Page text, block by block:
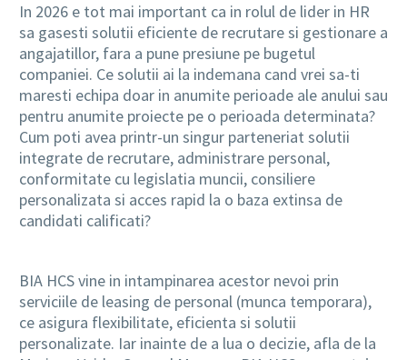
In 2026 e tot mai important ca in rolul de lider in HR
sa gasesti solutii eficiente de recrutare si gestionare a
angajatillor, fara a pune presiune pe bugetul
companiei. Ce solutii ai la indemana cand vrei sa-ti
maresti echipa doar in anumite perioade ale anului sau
pentru anumite proiecte pe o perioada determinata?
Cum poti avea printr-un singur parteneriat solutii
integrate de recrutare, administrare personal,
conformitate cu legislatia muncii, consiliere
personalizata si acces rapid la o baza extinsa de
candidati calificati?
BIA HCS vine in intampinarea acestor nevoi prin
serviciile de leasing de personal (munca temporara),
ce asigura flexibilitate, eficienta si solutii
personalizate. Iar inainte de a lua o decizie, afla de la